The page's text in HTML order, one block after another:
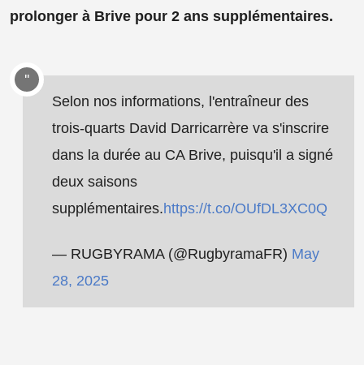
prolonger à Brive pour 2 ans supplémentaires.
Selon nos informations, l'entraîneur des
trois-quarts David Darricarrère va s'inscrire
dans la durée au CA Brive, puisqu'il a signé
deux saisons
supplémentaires.https://t.co/OUfDL3XC0Q
— RUGBYRAMA (@RugbyramaFR) May
28, 2025